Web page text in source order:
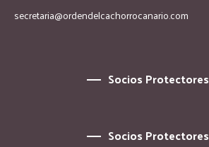
secretaria@ordendelcachorrocanario.com
Socios Protectores
Socios Protectores